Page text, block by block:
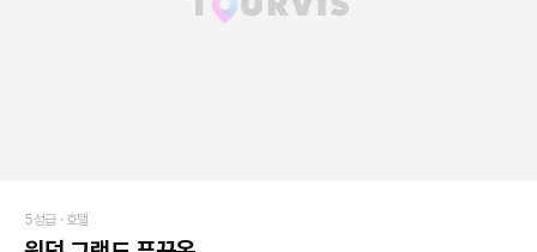
5성급 · 호텔